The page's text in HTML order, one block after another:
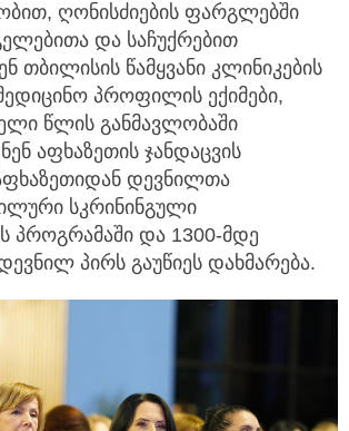
ღონისძიების ფარგლებში
და საჩუქრებით
თბილისის წამყვანი კლინიკების
პროფილის ექიმები,
წლის განმავლობაში
აფხაზეთის ჯანდაცვის
დევნილთა
სკრინინგული
პროგრამაში და 1300-მდე
პირს გაუწიეს დახმარება.